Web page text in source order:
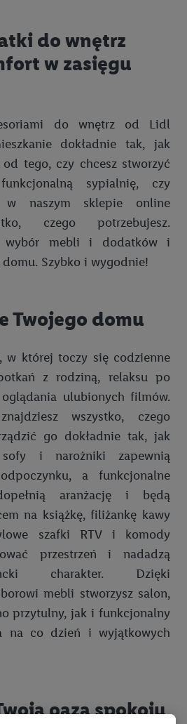
do wnętrz
w zasięgu
do wnętrz od Lidl
dokładnie tak, jak
od tego, czy chcesz stworzyć
sypialnię, czy
naszym sklepie online
czego potrzebujesz.
wybór mebli i dodatków i
Szybko i wygodnie!
Twojego domu
w której toczy się codzienne
z rodziną, relaksu po
ulubionych filmów.
wszystko, czego
go dokładnie tak, jak
i narożniki zapewnią
a funkcjonalne
aranżację i będą
na książkę, filiżankę kawy
szafki RTV i komody
przestrzeń i nadadzą
charakter. Dzięki
mebli stworzysz salon,
przytulny, jak i funkcjonalny
na co dzień i wyjątkowych
oaza spokoju